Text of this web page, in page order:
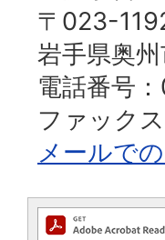
〒023-
岩手県奥
電話番号
ファック
メールで